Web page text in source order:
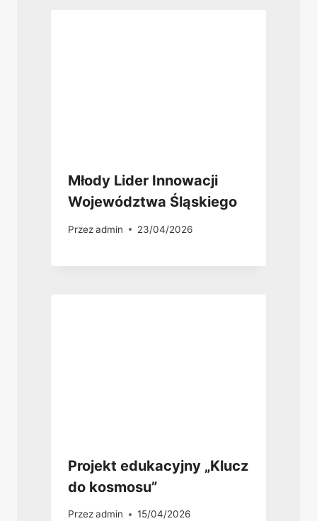
Młody Lider Innowacji
Województwa Śląskiego
Przezadmin 23/04/2026
Projekt edukacyjny „Klucz
do kosmosu”
Przezadmin 15/04/2026